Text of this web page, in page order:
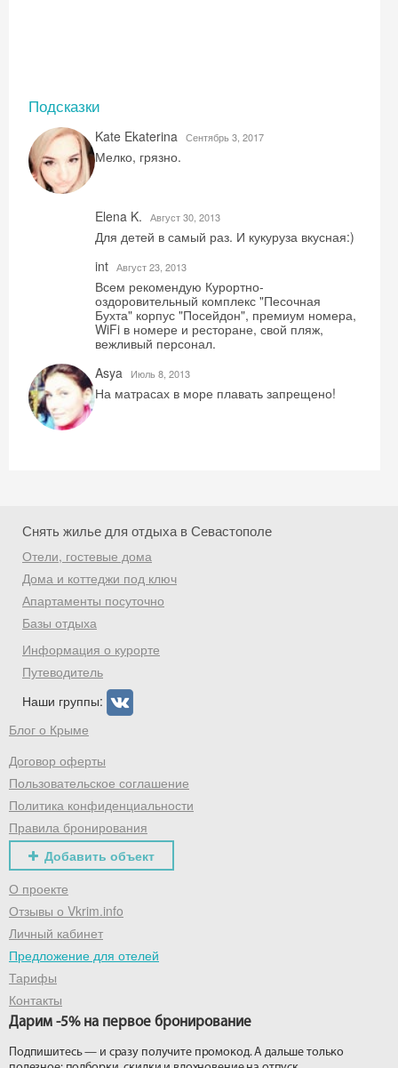
Подсказки
Kate Ekaterina Сентябрь 3, 2017
Мелко, грязно.
Elena K. Август 30, 2013
Для детей в самый раз. И кукуруза вкусная:)
int Август 23, 2013
Всем рекомендую Курортно-
оздоровительный комплекс "Песочная
Бухта" корпус "Посейдон", премиум номера,
WiFi в номере и ресторане, свой пляж,
вежливый персонал.
Asya
Июль 8, 2013
На матрасах в море плавать запрещено!
Снять жилье для отдыха в Севастополе
Отели, гостевые дома
Дома и коттеджи под ключ
Апартаменты посуточно
Базы отдыха
Информация о курорте
Путеводитель
Наши группы:
Блог о Крыме
Договор оферты
Пользовательское соглашение
Политика конфиденциальности
Правила бронирования
Добавить объект
О проекте
Отзывы о Vkrim.info
Личный кабинет
Предложение для отелей
Тарифы
Контакты
Дарим -5% на первое бронирование
Подпишитесь — и сразу получите промокод. А дальше только
Получить промокод